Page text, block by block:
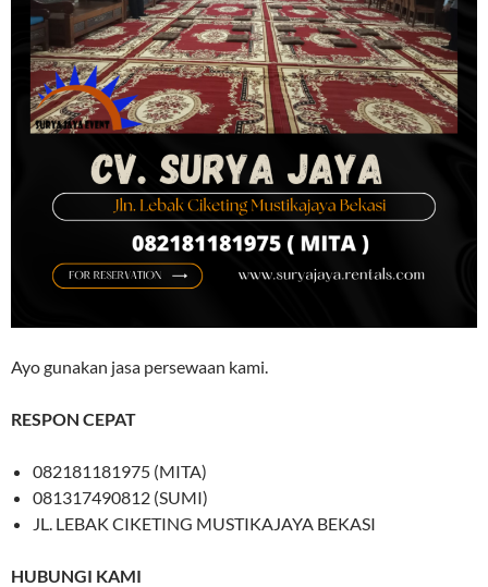
Ayo gunakan jasa persewaan kami.
RESPON CEPAT
082181181975 (MITA)
081317490812 (SUMI)
JL. LEBAK CIKETING MUSTIKAJAYA BEKASI
HUBUNGI KAMI